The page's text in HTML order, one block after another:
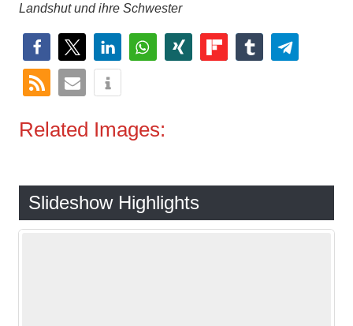
Landshut und ihre Schwester
Related Images:
Slideshow Highlights